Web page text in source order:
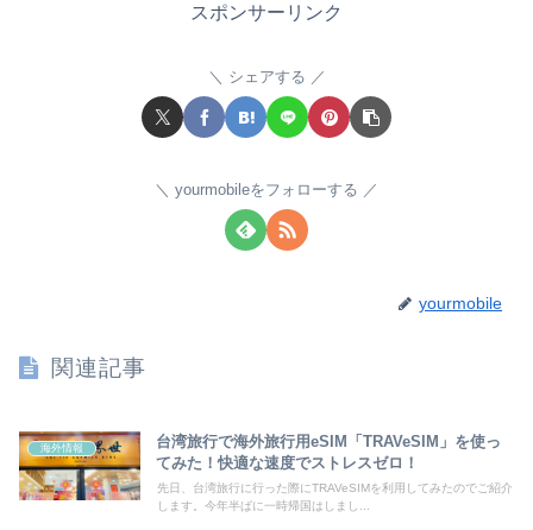
スポンサーリンク
シェアする
yourmobileをフォローする
yourmobile
関連記事
海外情報
台湾旅行で海外旅行用eSIM「TRAVeSIM」を使っ
てみた！快適な速度でストレスゼロ！
先日、台湾旅行に行った際にTRAVeSIMを利用してみたのでご紹介
します。今年半ばに一時帰国はしまし...